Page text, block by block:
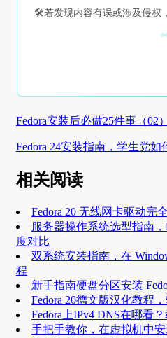
🛠️若发现内容有误或涉及侵权
Fedora安装后必做25件事（02
Fedora 24安装指南，学生党如
相关阅读
Fedora 20 无线网卡驱动完
服务器操作系统选型指南，
度对比
双系统安装指南，在
程
新手指南硬盘分区安装
Fedora 20德文版汉化教程
Fedora上IPv4 DNS在哪看
手把手教你，在虚拟机中安